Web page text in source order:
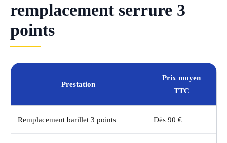
remplacement serrure 3
points
Prestation
Prix moyen
TTC
Remplacement barillet 3 points Dès 90 €